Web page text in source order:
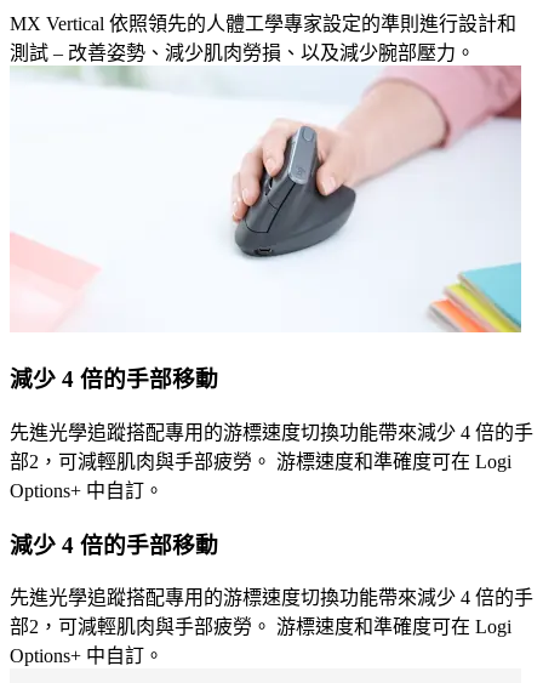
MX Vertical 依照領先的人體工學專家設定的準則進行設計和
測試 – 改善姿勢、減少肌肉勞損、以及減少腕部壓力。
減少 4 倍的手部移動
先進光學追蹤搭配專用的游標速度切換功能帶來減少 4 倍的手
部2，可減輕肌肉與手部疲勞。 游標速度和準確度可在 Logi
Options+ 中自訂。
減少 4 倍的手部移動
先進光學追蹤搭配專用的游標速度切換功能帶來減少 4 倍的手
部2，可減輕肌肉與手部疲勞。 游標速度和準確度可在 Logi
Options+ 中自訂。